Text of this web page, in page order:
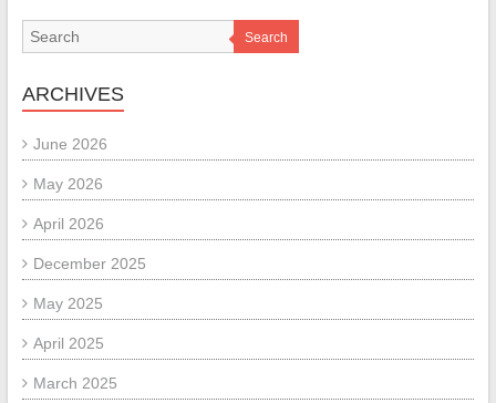
Search
ARCHIVES
June 2026
May 2026
April 2026
December 2025
May 2025
April 2025
March 2025